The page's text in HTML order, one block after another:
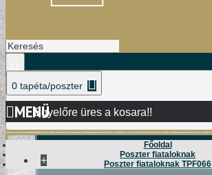
0 tapéta/poszter
Egyelőre üres a kosara!!
MENÜ
+
Főoldal
Poszter fiataloknak
Poszter fiataloknak TPF066